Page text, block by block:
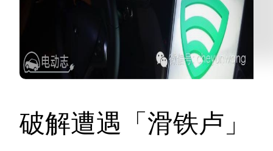
破解遭遇「滑铁卢」